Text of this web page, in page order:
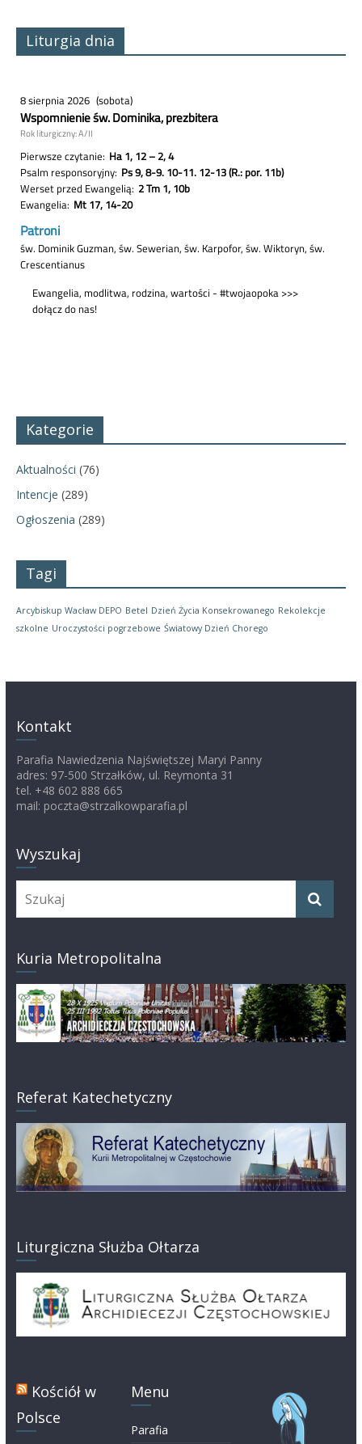
Liturgia dnia
Kategorie
Aktualności (76)
Intencje (289)
Ogłoszenia (289)
Tagi
Arcybiskup Wacław DEPO Betel Dzień Życia Konsekrowanego Rekolekcje
szkolne Uroczystości pogrzebowe Światowy Dzień Chorego
Kontakt
Parafia Nawiedzenia Najświętszej Maryi Panny
adres: 97-500 Strzałków, ul. Reymonta 31
tel. +48 602 888 665
mail: poczta@strzalkowparafia.pl
Wyszukaj
Kuria Metropolitalna
Referat Katechetyczny
Liturgiczna Służba Ołtarza
Kościół w
Polsce
Menu
Parafia